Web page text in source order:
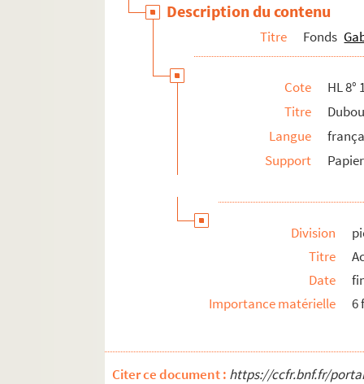
Description du contenu
Titre Fonds
Cote
HL 8°
Titre
Langue
Support
Papier
Division
Titre
Date
Importance matérielle
6
Citer ce document : https://ccfr.bnf.fr/